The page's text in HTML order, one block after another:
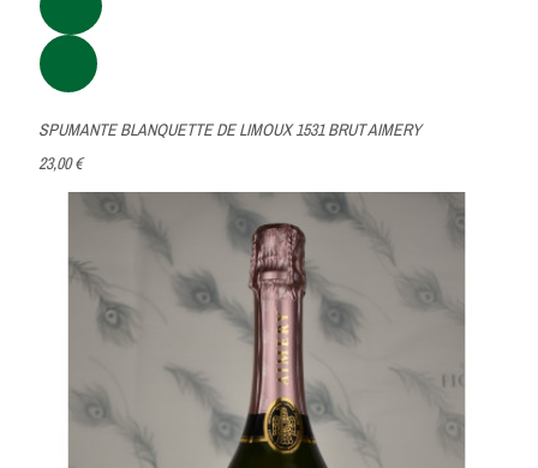
SPUMANTE BLANQUETTE DE LIMOUX 1531 BRUT AIMERY
23,00 €